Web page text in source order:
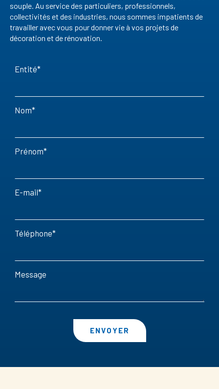
souple. Au service des particuliers, professionnels,
collectivités et des industries, nous sommes impatients de
travailler avec vous pour donner vie à vos projets de
décoration et de rénovation.
Entité
Nom
Prénom
E-mail
Téléphone
Message
ENVOYER